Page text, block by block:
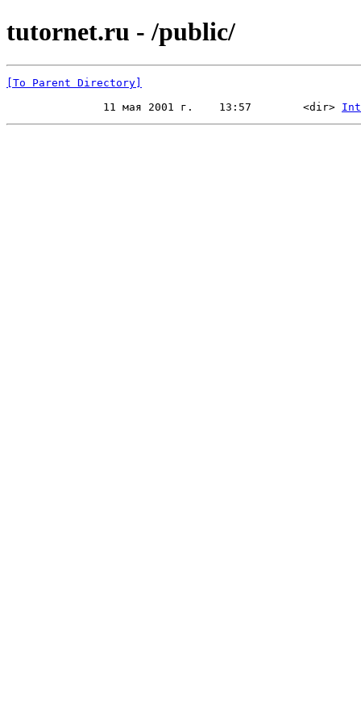
tutornet.ru - /public/
[To Parent Directory]
               11 мая 2001 г.    13:57        <dir>